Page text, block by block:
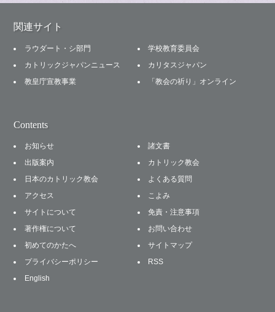
関連サイト
ラウダート・シ部門
学校教育委員会
カトリックジャパンニュース
カリタスジャパン
教皇庁宣教事業
「教会の祈り」オンライン
Contents
お知らせ
諸文書
出版案内
カトリック教会
日本のカトリック教会
よくある質問
アクセス
こよみ
サイトについて
免責・注意事項
著作権について
お問い合わせ
初めてのかたへ
サイトマップ
プライバシーポリシー
RSS
English